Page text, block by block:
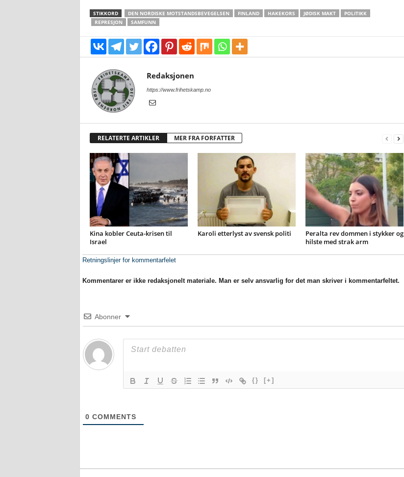
STIKKORD DEN NORDISKE MOTSTANDSBEVEGELSEN FINLAND HAKEKORS JØDISK MAKT
POLITIKK
REPRESJON
SAMFUNN
Redaksjonen
https://www.frihetskamp.no
RELATERTE ARTIKLER MER FRA FORFATTER
Kina kobler Ceuta-krisen til
Israel
Karoli etterlyst av svensk politi
Peralta rev dommen i stykker og
hilste med strak arm
Retningslinjer for kommentarfelet
Kommentarer er ikke redaksjonelt materiale. Man er selv ansvarlig for det man skriver i kommentarfeltet.
Abonner
{} [+]
0 COMMENTS